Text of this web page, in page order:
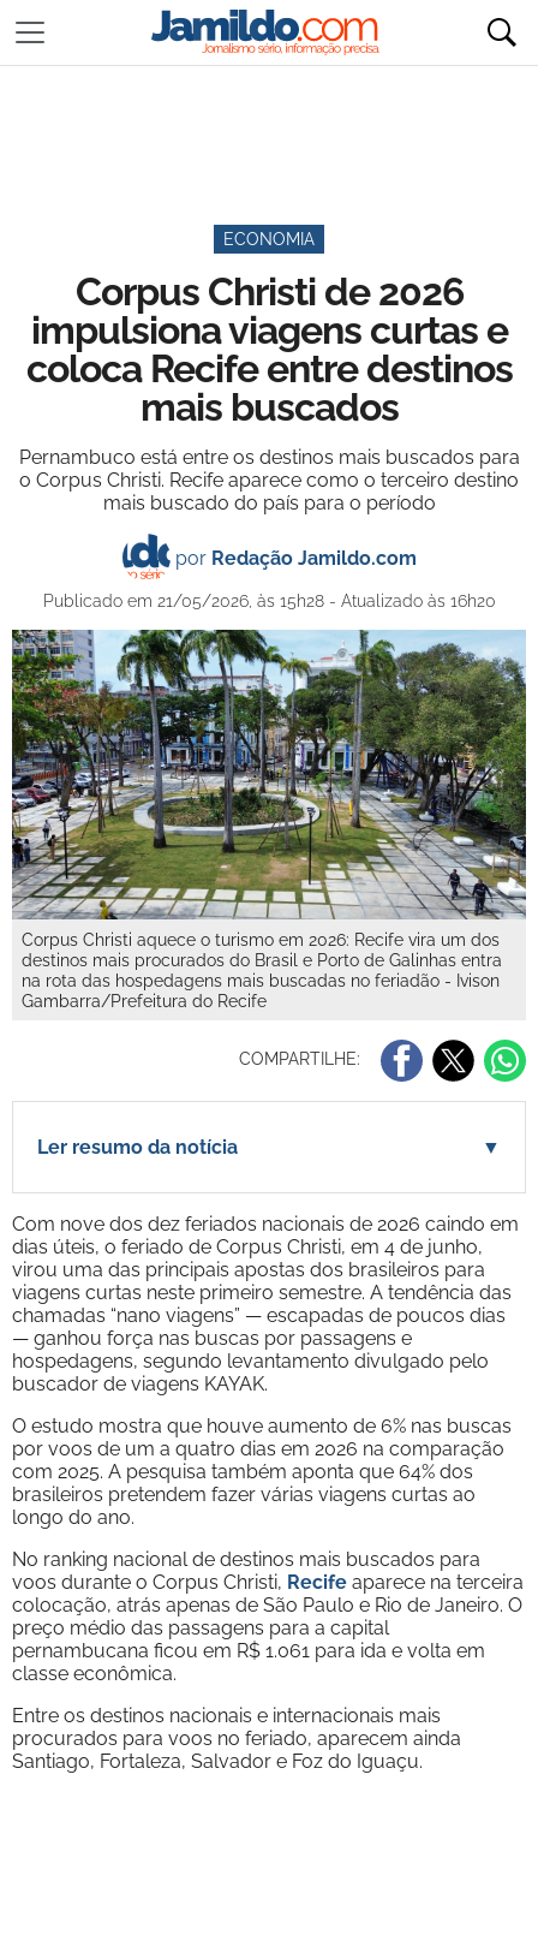
ECONOMIA
Corpus Christi de 2026
impulsiona viagens curtas e
coloca Recife entre destinos
mais buscados
Pernambuco está entre os destinos mais buscados para
o Corpus Christi. Recife aparece como o terceiro destino
mais buscado do país para o período
por Redação Jamildo.com
Publicado em 21/05/2026, às 15h28 - Atualizado às 16h20
Corpus Christi aquece o turismo em 2026: Recife vira um dos
destinos mais procurados do Brasil e Porto de Galinhas entra
na rota das hospedagens mais buscadas no feriadão - Ivison
Gambarra/Prefeitura do Recife
COMPARTILHE:
Ler resumo da notícia ▼
Com nove dos dez feriados nacionais de 2026 caindo em
dias úteis, o feriado de Corpus Christi, em 4 de junho,
virou uma das principais apostas dos brasileiros para
viagens curtas neste primeiro semestre. A tendência das
chamadas “nano viagens” — escapadas de poucos dias
— ganhou força nas buscas por passagens e
hospedagens, segundo levantamento divulgado pelo
buscador de viagens KAYAK.
O estudo mostra que houve aumento de 6% nas buscas
por voos de um a quatro dias em 2026 na comparação
com 2025. A pesquisa também aponta que 64% dos
brasileiros pretendem fazer várias viagens curtas ao
longo do ano.
No ranking nacional de destinos mais buscados para
voos durante o Corpus Christi, Recife aparece na terceira
colocação, atrás apenas de São Paulo e Rio de Janeiro. O
preço médio das passagens para a capital
pernambucana ficou em R$ 1.061 para ida e volta em
classe econômica.
Entre os destinos nacionais e internacionais mais
procurados para voos no feriado, aparecem ainda
Santiago, Fortaleza, Salvador e Foz do Iguaçu.